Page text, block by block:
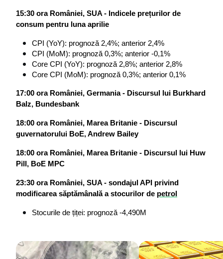
15:30 ora României, SUA - Indicele prețurilor de
consum pentru luna aprilie
CPI (YoY): prognoză 2,4%; anterior 2,4%
CPI (MoM): prognoză 0,3%; anterior -0,1%
Core CPI (YoY): prognoză 2,8%; anterior 2,8%
Core CPI (MoM): prognoză 0,3%; anterior 0,1%
17:00 ora României, Germania - Discursul lui Burkhard
Balz, Bundesbank
18:00 ora României, Marea Britanie - Discursul
guvernatorului BoE, Andrew Bailey
18:00 ora României, Marea Britanie - Discursul lui Huw
Pill, BoE MPC
23:30 ora României, SUA - sondajul API privind
modificarea săptămânală a stocurilor de petrol
Stocurile de țiței: prognoză -4,490M